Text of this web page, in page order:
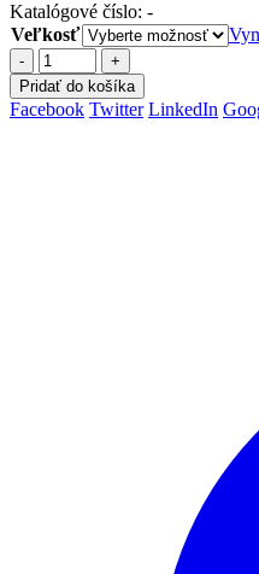
Katalógové číslo: -
Veľkosť
-
+
Pridať do košíka
Facebook Twitter LinkedIn